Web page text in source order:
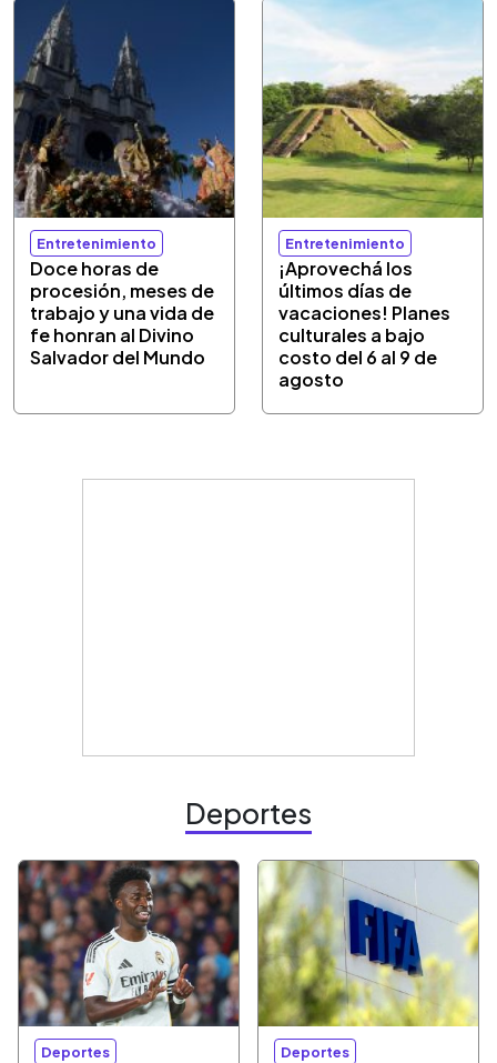
Entretenimiento
Doce horas de
procesión, meses de
trabajo y una vida de
fe honran al Divino
Salvador del Mundo
Entretenimiento
¡Aprovechá los
últimos días de
vacaciones! Planes
culturales a bajo
costo del 6 al 9 de
agosto
Deportes
Deportes Deportes